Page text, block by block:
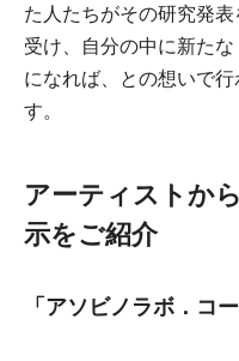
た人たちがその研究発
受け、自分の中に新た
になれば、との想いで
す。
アーティストか
示をご紹介
「アソビノラボ．コー